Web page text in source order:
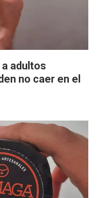
adultos
no caer en el